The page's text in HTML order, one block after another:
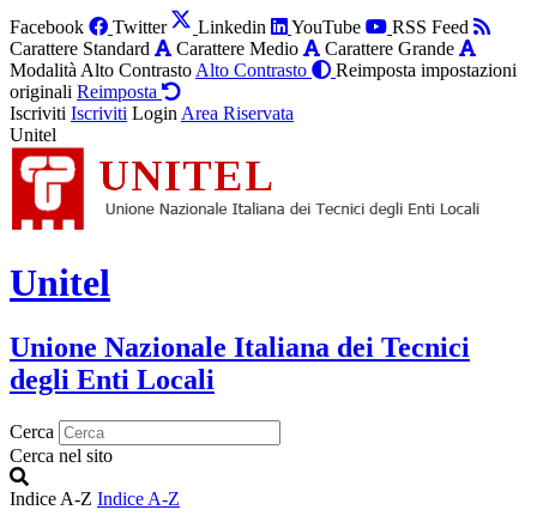
Facebook Twitter Linkedin YouTube
RSS Feed
Carattere Standard
Carattere Medio
Carattere Grande
Modalità Alto Contrasto Alto Contrasto
Reimposta impostazioni
originali Reimposta
Iscriviti Iscriviti Login Area Riservata
Unitel
Unitel
Unione Nazionale Italiana dei Tecnici
degli Enti Locali
Cerca
Cerca nel sito
Indice A-Z Indice A-Z